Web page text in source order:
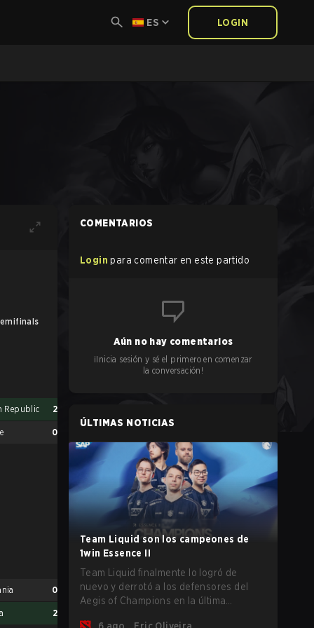
ES LOGIN
UB Finals
Republic 2
0
0
2
Czech Republic 2
Serbia
COMENTARIOS
Login para comentar en este partido
Aún no hay comentarios
¡Inicia sesión y sé el primero en comenzar
la conversación!
ÚLTIMAS NOTICIAS
Team Liquid son los campeones de
1win Essence II
Team Liquid finalmente lo logró de
nuevo y derrotó a los defensores del
Aegis of Champions en la última